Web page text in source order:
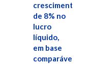
crescimento
de 8% no
lucro
líquido,
em base
comparável,